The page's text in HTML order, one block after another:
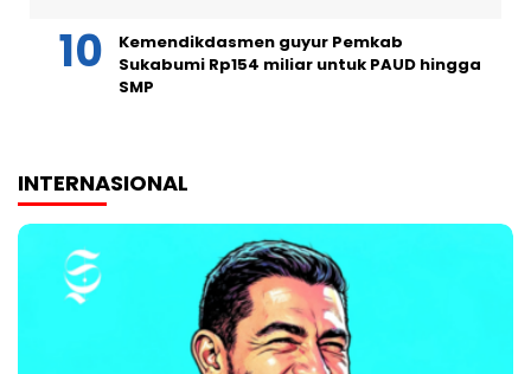
Kemendikdasmen guyur Pemkab
Sukabumi Rp154 miliar untuk PAUD hingga
SMP
INTERNASIONAL